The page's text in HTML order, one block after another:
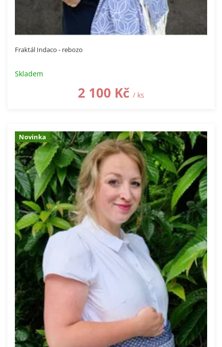
Fraktál Indaco - rebozo
Skladem
2 100 Kč / ks
Novinka